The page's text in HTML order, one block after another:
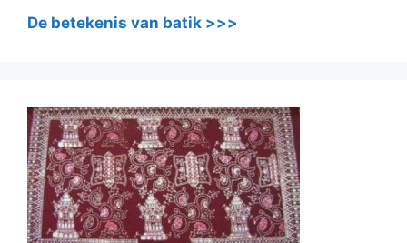
De betekenis van batik >>>